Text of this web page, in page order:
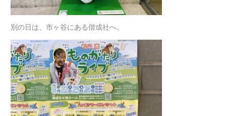
別の日は、市ヶ谷にある偕成社へ。